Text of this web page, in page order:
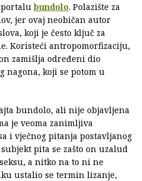
portalubundolo. Polazište za
jer ovaj neobičan autor
koji je često ključ za
Koristeći antropomorfizaciju,
zamišlja određeni dio
nagona, koji se potom u
bundolo, ali nije objavljena
je veoma zanimljiva
i vječnog pitanja postavljanog
pita se zašto on uzalud
a nitko na to ni ne
ustalio se termin lizanje,